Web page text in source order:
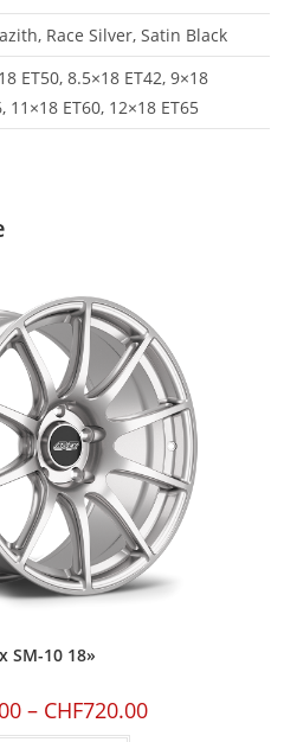
Race Silver, Satin Black
ET50, 8.5×18 ET42, 9×18
11×18 ET60, 12×18 ET65
SM-10 18»
– CHF720.00